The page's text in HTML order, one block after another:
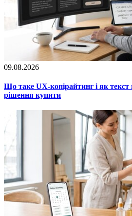
09.08.2026
Що таке UX-копірайтинг і як текст
рішення купити